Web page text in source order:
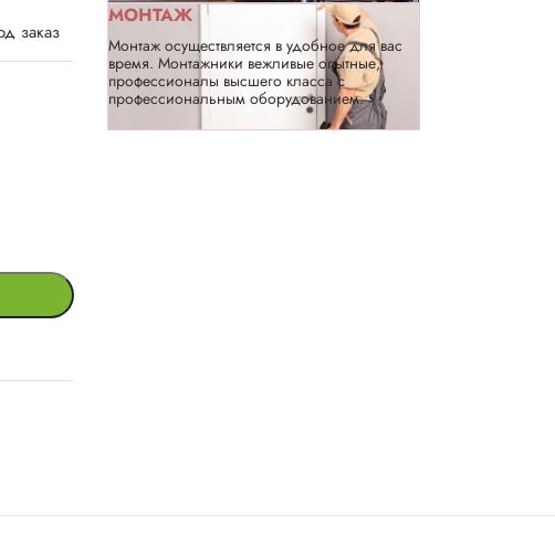
заказ
МОНТАЖ
Монтаж осуществляется в удобное для вас
время. Монтажники вежливые опытные,
профессионалы высшего класса с
профессиональным оборудованием.